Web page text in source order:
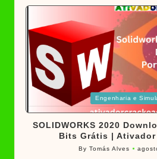
Posted
Engenharia e
SOLIDWORKS 2020
Bits Grátis | Ativador
Posted
ByTomás Alves